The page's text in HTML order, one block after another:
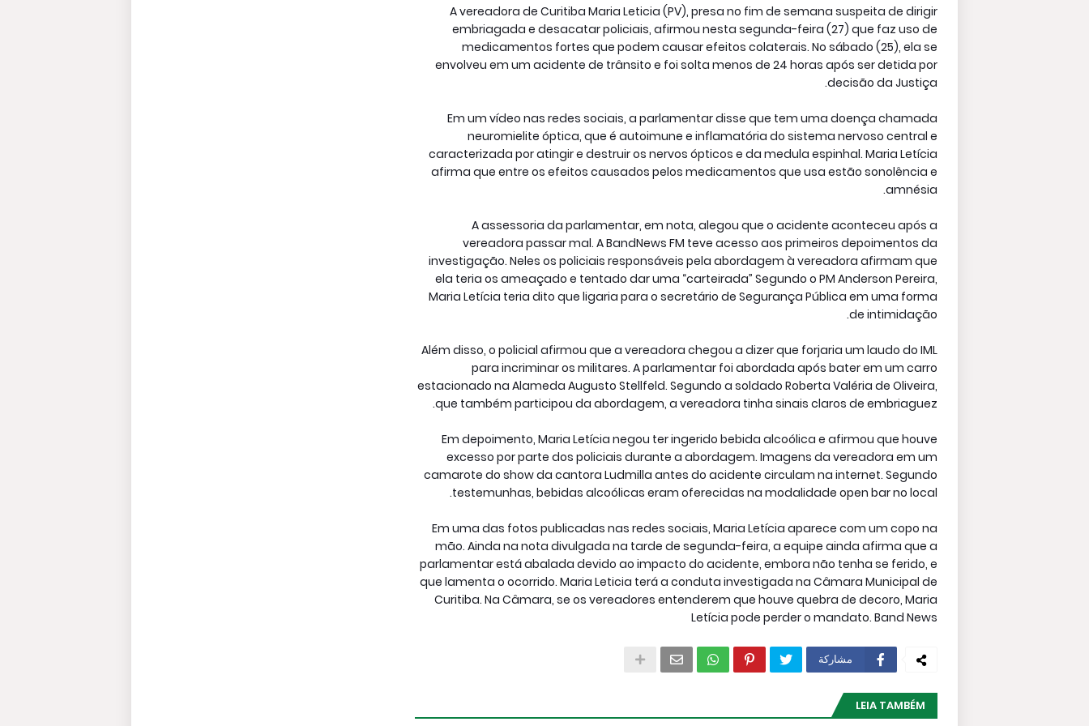
A vereadora de Curitiba Maria Leticia (PV), presa no fim de semana suspeita de dirigir
embriagada e desacatar policiais, afirmou nesta segunda-feira (27) que faz uso de
medicamentos fortes que podem causar efeitos colaterais. No sábado (25), ela se
envolveu em um acidente de trânsito e foi solta menos de 24 horas após ser detida por
decisão da Justiça.
Em um vídeo nas redes sociais, a parlamentar disse que tem uma doença chamada
neuromielite óptica, que é autoimune e inflamatória do sistema nervoso central e
caracterizada por atingir e destruir os nervos ópticos e da medula espinhal. Maria Letícia
afirma que entre os efeitos causados pelos medicamentos que usa estão sonolência e
amnésia.
A assessoria da parlamentar, em nota, alegou que o acidente aconteceu após a
vereadora passar mal. A BandNews FM teve acesso aos primeiros depoimentos da
investigação. Neles os policiais responsáveis pela abordagem à vereadora afirmam que
ela teria os ameaçado e tentado dar uma “carteirada” Segundo o PM Anderson Pereira,
Maria Letícia teria dito que ligaria para o secretário de Segurança Pública em uma forma
de intimidação.
Além disso, o policial afirmou que a vereadora chegou a dizer que forjaria um laudo do IML
para incriminar os militares. A parlamentar foi abordada após bater em um carro
estacionado na Alameda Augusto Stellfeld. Segundo a soldado Roberta Valéria de Oliveira,
que também participou da abordagem, a vereadora tinha sinais claros de embriaguez.
Em depoimento, Maria Letícia negou ter ingerido bebida alcoólica e afirmou que houve
excesso por parte dos policiais durante a abordagem. Imagens da vereadora em um
camarote do show da cantora Ludmilla antes do acidente circulam na internet. Segundo
testemunhas, bebidas alcoólicas eram oferecidas na modalidade open bar no local.
Em uma das fotos publicadas nas redes sociais, Maria Letícia aparece com um copo na
mão. Ainda na nota divulgada na tarde de segunda-feira, a equipe ainda afirma que a
parlamentar está abalada devido ao impacto do acidente, embora não tenha se ferido, e
que lamenta o ocorrido. Maria Leticia terá a conduta investigada na Câmara Municipal de
Curitiba. Na Câmara, se os vereadores entenderem que houve quebra de decoro, Maria
Letícia pode perder o mandato. Band News
مشاركة
LEIA TAMBÉM